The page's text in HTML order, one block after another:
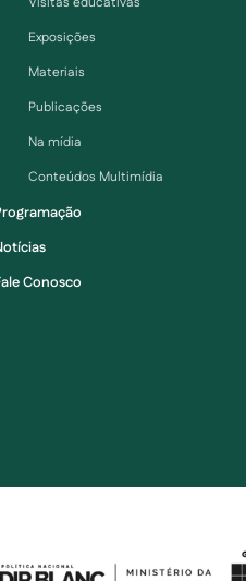
Exposições
Materiais
Publicações
Na mídia
Conteúdos Multimídia
Conosco